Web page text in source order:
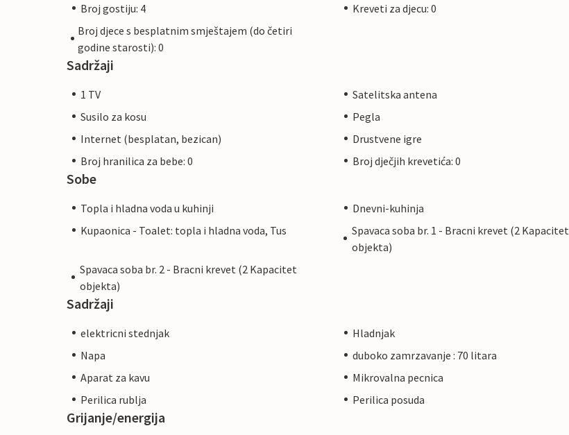
Broj gostiju: 4
Kreveti za djecu: 0
Broj djece s besplatnim smještajem (do četiri
godine starosti): 0
Sadržaji
1 TV
Satelitska antena
Susilo za kosu
Pegla
Internet (besplatan, bezican)
Drustvene igre
Broj hranilica za bebe: 0
Broj dječjih krevetića: 0
Sobe
Topla i hladna voda u kuhinji
Dnevni-kuhinja
Kupaonica - Toalet: topla i hladna voda, Tus
Spavaca soba br. 1 - Bracni krevet (2 Kapacitet
objekta)
Spavaca soba br. 2 - Bracni krevet (2 Kapacitet
objekta)
Sadržaji
elektricni stednjak
Hladnjak
Napa
duboko zamrzavanje : 70 litara
Aparat za kavu
Mikrovalna pecnica
Perilica rublja
Perilica posuda
Grijanje/energija